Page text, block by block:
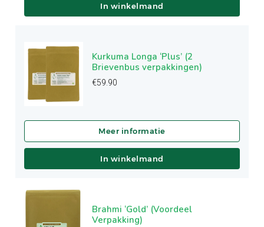
In winkelmand
Kurkuma Longa ‘Plus’ (2
Brievenbus verpakkingen)
€59.90
In winkelmand
Brahmi ‘Gold’ (Voordeel
Verpakking)